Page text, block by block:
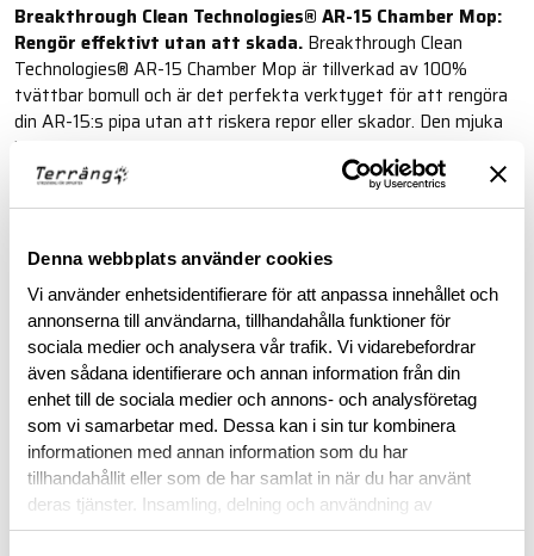
Denna webbplats använder cookies
Vi använder enhetsidentifierare för att anpassa innehållet och
annonserna till användarna, tillhandahålla funktioner för
sociala medier och analysera vår trafik. Vi vidarebefordrar
även sådana identifierare och annan information från din
enhet till de sociala medier och annons- och analysföretag
som vi samarbetar med. Dessa kan i sin tur kombinera
informationen med annan information som du har
tillhandahållit eller som de har samlat in när du har använt
deras tjänster. Insamling, delning och användning av
personuppgifter kan användas för personalisering av
Breakthrough Clean Technologies® AR-15 Chamber Mop:
Rengör effektivt utan att skada. Breakthrough Clean
Technologies® AR-15 Chamber Mop är tillverkad av 100%
tvättbar bomull och är det perfekta verktyget för att rengöra
din AR-15:s pipa utan att riskera repor eller skador. Den mjuka
bomullen tar effektivt bort krutrester, koppar och smuts.
BESKRIVNING
RECENSIONER
OM VARUMÄRKET